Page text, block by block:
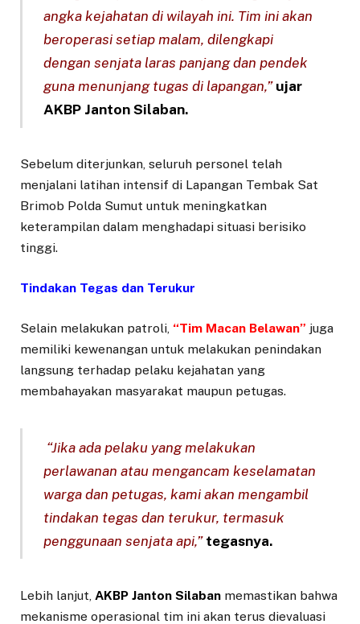
angka kejahatan di wilayah ini. Tim ini akan
beroperasi setiap malam, dilengkapi
dengan senjata laras panjang dan pendek
guna menunjang tugas di lapangan,” ujar
AKBP Janton Silaban.
Sebelum diterjunkan, seluruh personel telah
menjalani latihan intensif di Lapangan Tembak Sat
Brimob Polda Sumut untuk meningkatkan
keterampilan dalam menghadapi situasi berisiko
tinggi.
Tindakan Tegas dan Terukur
Selain melakukan patroli, “Tim Macan Belawan” juga
memiliki kewenangan untuk melakukan penindakan
langsung terhadap pelaku kejahatan yang
membahayakan masyarakat maupun petugas.
“Jika ada pelaku yang melakukan
perlawanan atau mengancam keselamatan
warga dan petugas, kami akan mengambil
tindakan tegas dan terukur, termasuk
penggunaan senjata api,” tegasnya.
Lebih lanjut, AKBP Janton Silaban memastikan bahwa
mekanisme operasional tim ini akan terus dievaluasi